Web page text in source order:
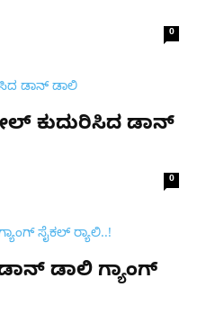
0
ಕುದುರಿಸಿದ ಡಾನ್
0
ಡಾಲಿ ಗ್ಯಾಂಗ್